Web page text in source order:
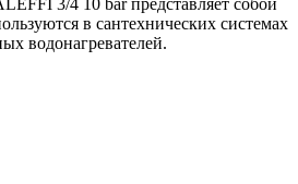
в сантехнических системах
водонагревателей.